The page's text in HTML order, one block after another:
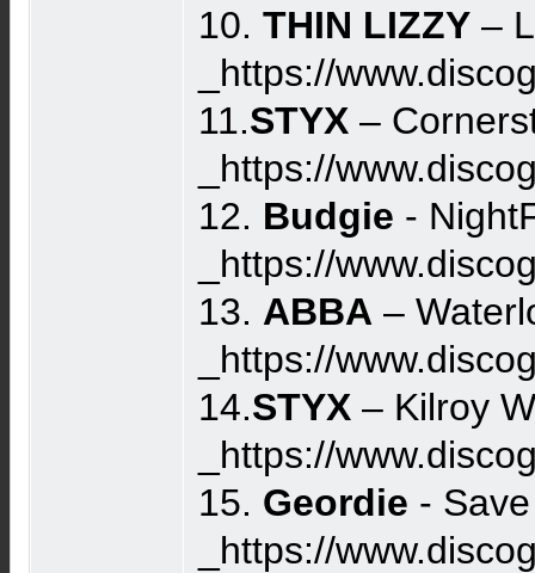
10. THIN LIZZY –
_https://
11.STYX –
_https://
12. Budgie -
_https://
13. ABBA –
_https://
14.STYX – Kilroy
_https://
15. Geordie -
_https://